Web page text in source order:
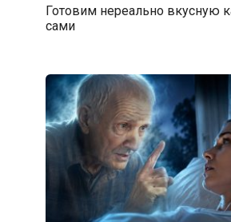
Готовим нереально вкусную
сами